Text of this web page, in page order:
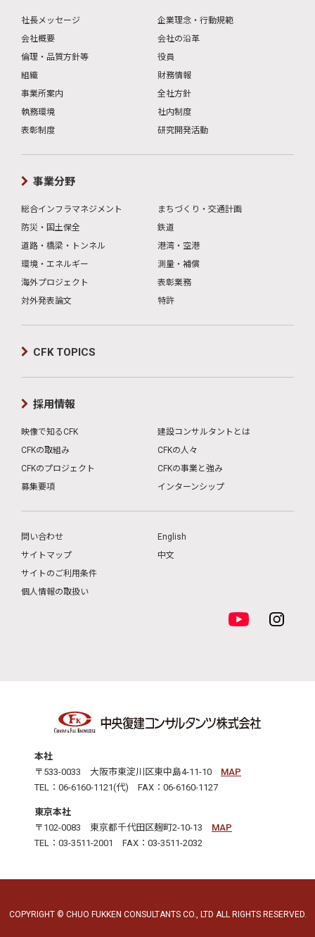
社長メッセージ
企業理念・行動規範
会社概要
会社の沿革
倫理・品質方針等
役員
組織
財務情報
事業所案内
全社方針
執務環境
社内制度
表彰制度
研究開発活動
事業分野
総合インフラマネジメント
まちづくり・交通計画
防災・国土保全
鉄道
道路・橋梁・トンネル
港湾・空港
環境・エネルギー
測量・補償
海外プロジェクト
表彰業務
対外発表論文
特許
CFK TOPICS
採用情報
映像で知るCFK
建設コンサルタントとは
CFKの取組み
CFKの人々
CFKのプロジェクト
CFKの事業と強み
募集要項
インターンシップ
問い合わせ
サイトマップ
サイトのご利用条件
個人情報の取扱い
English
中文
本社
〒533-0033 大阪市東淀川区東中島4-11-10 MAP
TEL：06-6160-1121(代) FAX：06-6160-1127
東京本社
〒102-0083 東京都千代田区麹町2-10-13 MAP
TEL：03-3511-2001 FAX：03-3511-2032
COPYRIGHT © CHUO FUKKEN CONSULTANTS CO., LTD ALL RIGHTS RESERVED.